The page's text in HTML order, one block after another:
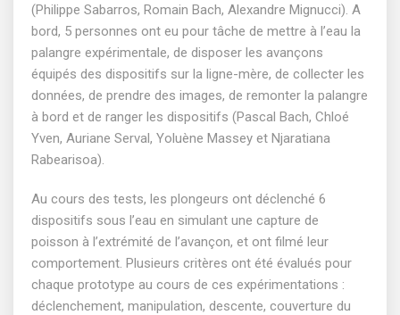
(Philippe Sabarros, Romain Bach, Alexandre Mignucci). A
bord, 5 personnes ont eu pour tâche de mettre à l’eau la
palangre expérimentale, de disposer les avançons
équipés des dispositifs sur la ligne-mère, de collecter les
données, de prendre des images, de remonter la palangre
à bord et de ranger les dispositifs (Pascal Bach, Chloé
Yven, Auriane Serval, Yoluène Massey et Njaratiana
Rabearisoa).
Au cours des tests, les plongeurs ont déclenché 6
dispositifs sous l’eau en simulant une capture de
poisson à l’extrémité de l’avançon, et ont filmé leur
comportement. Plusieurs critères ont été évalués pour
chaque prototype au cours de ces expérimentations :
déclenchement, manipulation, descente, couverture du